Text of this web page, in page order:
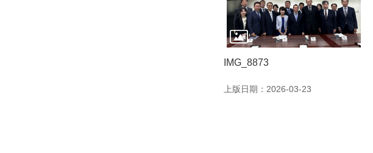
IMG_8873
上版日期：2026-03-23